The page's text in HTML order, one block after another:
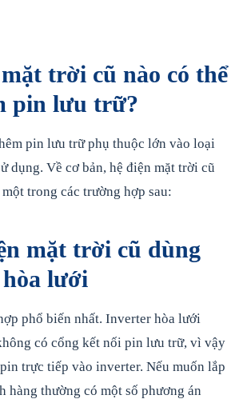
trời cũ nào có thể
pin lưu trữ?
pin lưu trữ phụ thuộc lớn vào loại
dụng. Về cơ bản, hệ điện mặt trời cũ
trong các trường hợp sau:
mặt trời cũ dùng
lưới
phổ biến nhất. Inverter hòa lưới
có cổng kết nối pin lưu trữ, vì vậy
trực tiếp vào inverter. Nếu muốn lắp
hàng thường có một số phương án